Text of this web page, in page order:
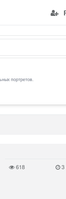
портретов.
618 3